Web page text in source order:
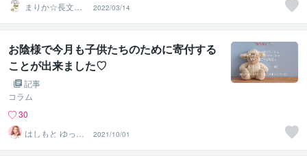
まりか☆長文歓
迎！HSPの休憩
所
2022/03/14
お陰様で今月も子供たちのために寄付する
ことが出来ました♡
記事
コラム
30
はしもと ゆっこ
♡救急こころの
相談室
2021/10/01